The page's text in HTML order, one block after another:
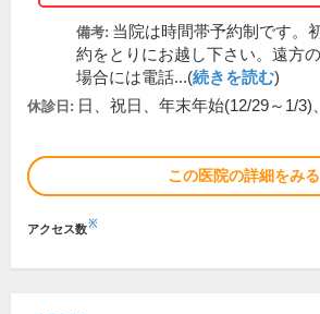
備考: 当院は時間帯予約制です。
約をとりにお越し下さい。遠方
場合には電話...(続きを読む)
休診日: 日、祝日、年末年始(12/29～1/3)
この医院の詳細をみる
アクセス数※